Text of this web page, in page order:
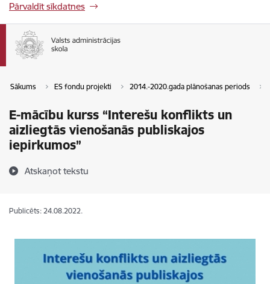
Pārvaldīt sīkdatnes
Sākums ES fondu projekti 2014.-2020.gada plānošanas periods
E-mācību kurss “Interešu konflikts un
aizliegtās vienošanās publiskajos
iepirkumos”
Atskaņot tekstu
Publicēts: 24.08.2022.